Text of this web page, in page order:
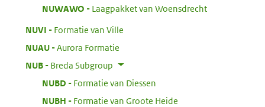
NUWAWO
Laagpakket van Woensdrecht
NUVI
Formatie van Ville
NUAU:
Aurora Formatie
NUB:
Breda Subgroup
NUBD
Formatie van Diessen
NUBH
Formatie van Groote Heide